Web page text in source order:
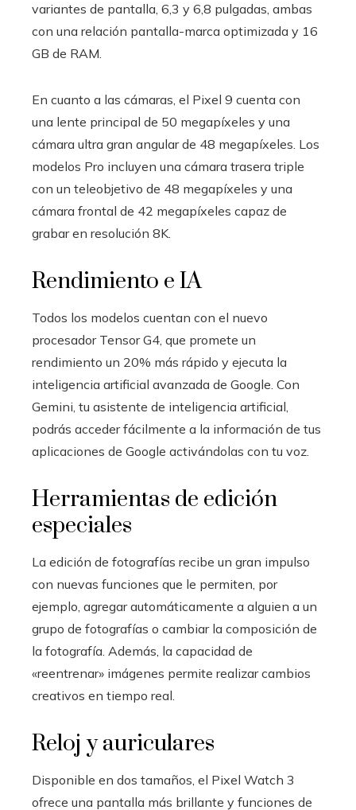
variantes de pantalla, 6,3 y 6,8 pulgadas, ambas
con una relación pantalla-marca optimizada y 16
GB de RAM.
En cuanto a las cámaras, el Pixel 9 cuenta con
una lente principal de 50 megapíxeles y una
cámara ultra gran angular de 48 megapíxeles. Los
modelos Pro incluyen una cámara trasera triple
con un teleobjetivo de 48 megapíxeles y una
cámara frontal de 42 megapíxeles capaz de
grabar en resolución 8K.
Rendimiento e IA
Todos los modelos cuentan con el nuevo
procesador Tensor G4, que promete un
rendimiento un 20% más rápido y ejecuta la
inteligencia artificial avanzada de Google. Con
Gemini, tu asistente de inteligencia artificial,
podrás acceder fácilmente a la información de tus
aplicaciones de Google activándolas con tu voz.
Herramientas de edición
especiales
La edición de fotografías recibe un gran impulso
con nuevas funciones que le permiten, por
ejemplo, agregar automáticamente a alguien a un
grupo de fotografías o cambiar la composición de
la fotografía. Además, la capacidad de
«reentrenar» imágenes permite realizar cambios
creativos en tiempo real.
Reloj y auriculares
Disponible en dos tamaños, el Pixel Watch 3
ofrece una pantalla más brillante y funciones de